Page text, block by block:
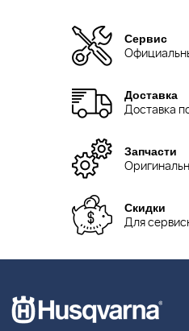
Сервис
Доставка
Доставка
Запчасти
Скидки
Для